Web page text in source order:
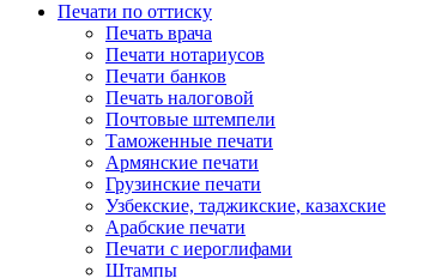
Печати по оттиску
Печать врача
Печати нотариусов
Печати банков
Печать налоговой
Почтовые штемпели
Таможенные печати
Армянские печати
Грузинские печати
Узбекские, таджикские, казахские
Арабские печати
Печати с иероглифами
Штампы